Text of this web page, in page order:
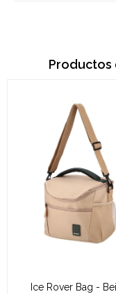
Productos
Ice Rover Bag -